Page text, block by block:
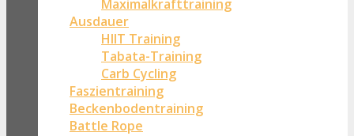
Maximalkrafttraining
Ausdauer
HIIT Training
Tabata-Training
Carb Cycling
Faszientraining
Beckenbodentraining
Battle Rope